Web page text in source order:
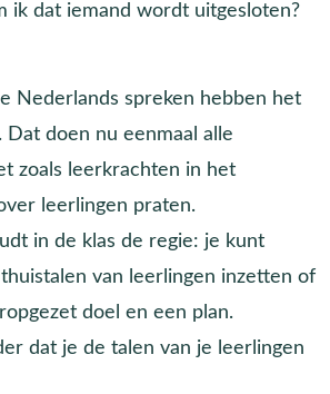
ik dat iemand wordt uitgesloten?
Nederlands spreken hebben het
Dat doen nu eenmaal alle
zoals leerkrachten in het
leerlingen praten.
in de klas de regie: je kunt
van leerlingen inzetten of
doel en een plan.
dat je de talen van je leerlingen